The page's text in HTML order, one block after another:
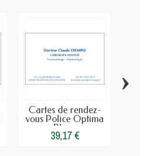
Cartes de rendez-
vous Police Optima
Bleue
39,17 €
›